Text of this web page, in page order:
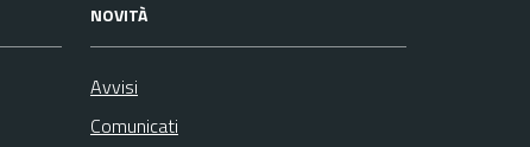
NOVITÀ
Avvisi
Comunicati